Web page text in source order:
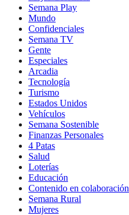
Semana Play
Mundo
Confidenciales
Semana TV
Gente
Especiales
Arcadia
Tecnología
Turismo
Estados Unidos
Vehículos
Semana Sostenible
Finanzas Personales
4 Patas
Salud
Loterías
Educación
Contenido en colaboración
Semana Rural
Mujeres